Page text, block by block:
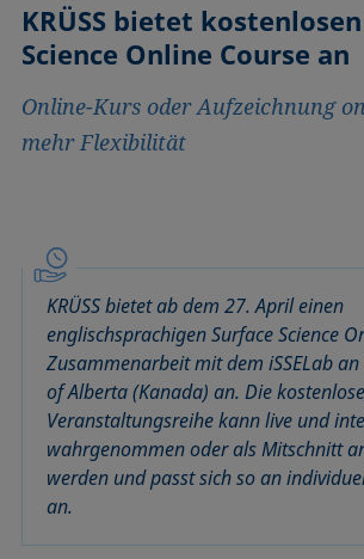
KRÜSS bietet
Science Online Course an
Online-Kurs oder Aufzeichnung
mehr Flexibilität
KRÜSS bietet ab dem 27. April einen
englischsprachigen Surface Science
Zusammenarbeit mit dem iSSELab
of Alberta (Kanada) an. Die
Veranstaltungsreihe kann live und
wahrgenommen oder als Mitschnitt
werden und passt sich so an
an.